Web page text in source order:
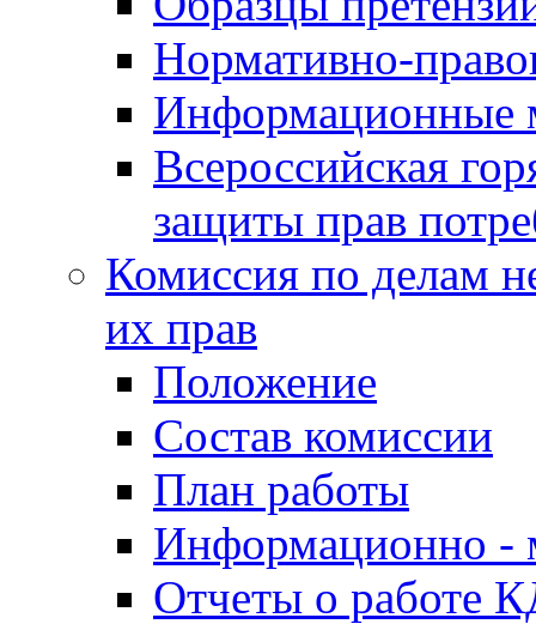
Нормативно-
Информационные
Всероссийская
защиты прав
Комиссия по делам
их прав
Положение
Состав комиссии
План работы
Информационно -
Отчеты о работе